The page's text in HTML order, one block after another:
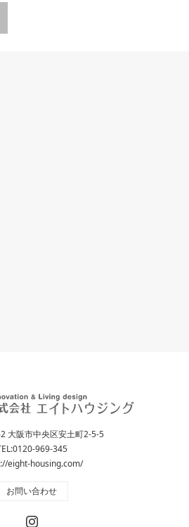
大阪市中央区安土町2-5-5
0120-969-345
eight-housing.com/
お問い合わせ